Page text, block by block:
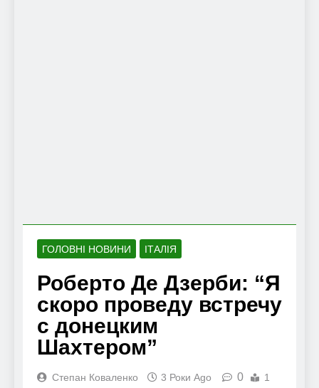
ГОЛОВНІ НОВИНИ ІТАЛІЯ
Роберто Де Дзерби: “Я
скоро проведу встречу
с донецким
Шахтером”
Степан Коваленко 3 Роки Ago 0
1